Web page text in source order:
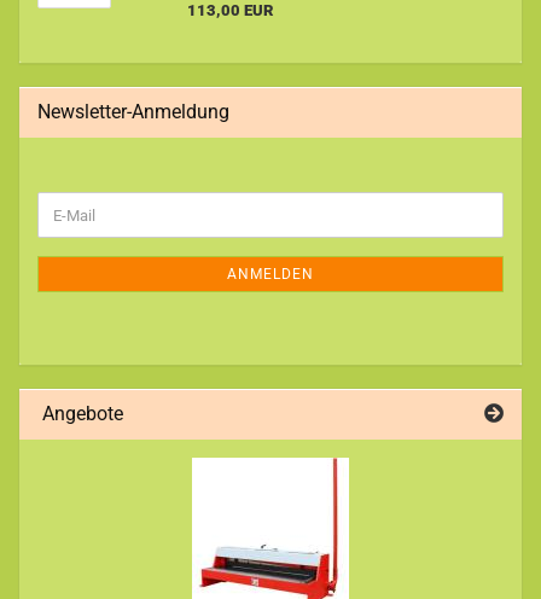
113,00 EUR
Newsletter-Anmeldung
ZUR
E-
Mail
ANMELDEN
Angebote